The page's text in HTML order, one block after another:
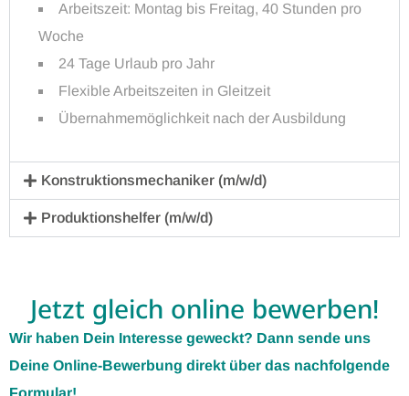
Arbeitszeit: Montag bis Freitag, 40 Stunden pro
Woche
24 Tage Urlaub pro Jahr
Flexible Arbeitszeiten in Gleitzeit
Übernahmemöglichkeit nach der Ausbildung
Konstruktionsmechaniker (m/w/d)
Produktionshelfer (m/w/d)
Jetzt gleich online bewerben!
Wir haben Dein Interesse geweckt? Dann sende uns
Deine Online-Bewerbung direkt über das nachfolgende
Formular!